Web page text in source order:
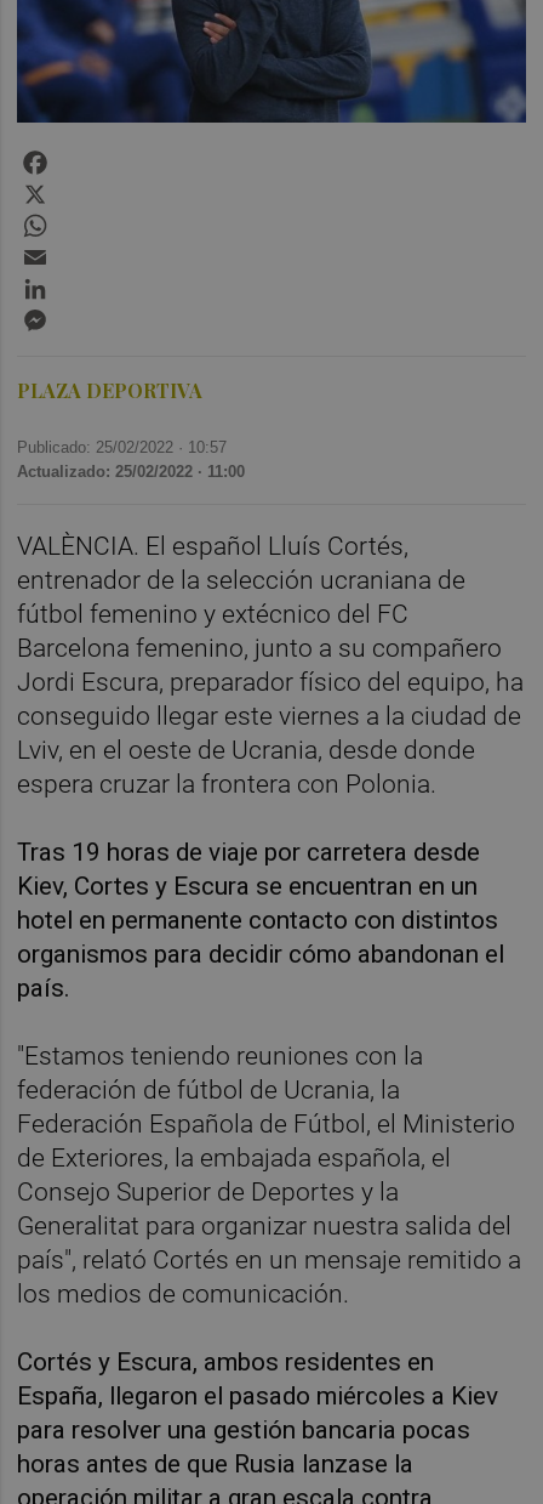
PLAZA DEPORTIVA
Publicado: 25/02/2022 · 10:57
Actualizado: 25/02/2022 · 11:00
VALÈNCIA. El español Lluís Cortés,
entrenador de la selección ucraniana de
fútbol femenino y extécnico del FC
Barcelona femenino, junto a su compañero
Jordi Escura, preparador físico del equipo, ha
conseguido llegar este viernes a la ciudad de
Lviv, en el oeste de Ucrania, desde donde
espera cruzar la frontera con Polonia.
Tras 19 horas de viaje por carretera desde
Kiev, Cortes y Escura se encuentran en un
hotel en permanente contacto con distintos
organismos para decidir cómo abandonan el
país.
"Estamos teniendo reuniones con la
federación de fútbol de Ucrania, la
Federación Española de Fútbol, el Ministerio
de Exteriores, la embajada española, el
Consejo Superior de Deportes y la
Generalitat para organizar nuestra salida del
país", relató Cortés en un mensaje remitido a
los medios de comunicación.
Cortés y Escura, ambos residentes en
España, llegaron el pasado miércoles a Kiev
para resolver una gestión bancaria pocas
horas antes de que Rusia lanzase la